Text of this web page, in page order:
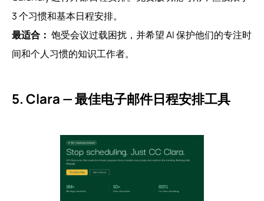
3 个习惯和基本日程安排。
最适合： 饱受会议过载困扰，并希望 AI 保护他们的专注时
间和个人习惯的知识工作者。
5. Clara — 最佳电子邮件日程安排工具